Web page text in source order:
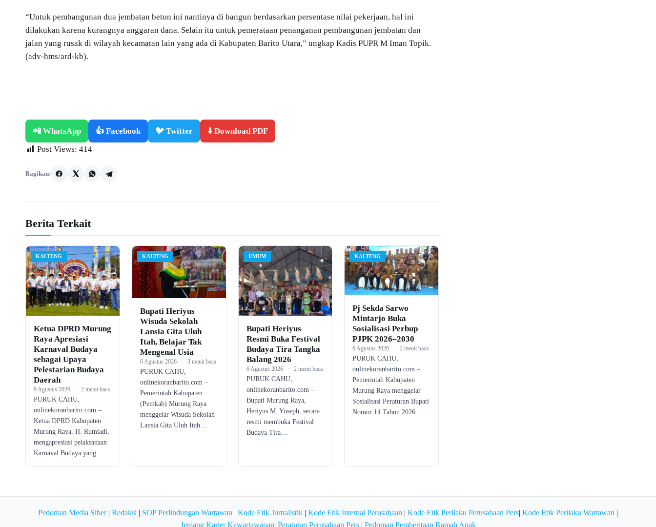
“Untuk pembangunan dua jembatan beton ini nantinya di bangun berdasarkan persentase nilai pekerjaan, hal ini
dilakukan karena kurangnya anggaran dana. Selain itu untuk pemerataan penanganan pembangunan jembatan dan
jalan yang rusak di wilayah kecamatan lain yang ada di Kabupaten Barito Utara,” ungkap Kadis PUPR M Iman Topik.
(adv-hms/ard-kb).
📲 WhatsApp 👍 Facebook 🐦 Twitter
⬇️ Download PDF
Post Views: 414
Bagikan:
Berita Terkait
KALTENG
Ketua DPRD Murung
Raya Apresiasi
Karnaval Budaya
sebagai Upaya
Pelestarian Budaya
Daerah
9 Agustus 2026 · 2 menit baca
PURUK CAHU,
onlinekoranbarito.com –
Ketua DPRD Kabupaten
Murung Raya, H. Rumiadi,
mengapresiasi pelaksanaan
Karnaval Budaya yang…
KALTENG
Bupati Heriyus
Wisuda Sekolah
Lansia Gita Uluh
Itah, Belajar Tak
Mengenal Usia
6 Agustus 2026 · 3 menit baca
PURUK CAHU,
onlinekoranbarito.com –
Pemerintah Kabupaten
(Pemkab) Murung Raya
menggelar Wisuda Sekolah
Lansia Gita Uluh Itah…
UMUM
Bupati Heriyus
Resmi Buka Festival
Budaya Tira Tangka
Balang 2026
6 Agustus 2026 · 2 menit baca
PURUK CAHU,
onlinekoranbarito.com –
Bupati Murung Raya,
Heriyus M. Yoseph, secara
resmi membuka Festival
Budaya Tira…
KALTENG
Pj Sekda Sarwo
Mintarjo Buka
Sosialisasi Perbup
PJPK 2026–2030
6 Agustus 2026 · 2 menit baca
PURUK CAHU,
onlinekoranbarito.com –
Pemerintah Kabupaten
Murung Raya menggelar
Sosialisasi Peraturan Bupati
Nomor 14 Tahun 2026…
Pedoman Media Siber| Redaksi SOP Perlindungan Wartawan Kode Etik Jurnalistik Kode Etik Internal Perusahaan Kode Etik Perilaku Perusahaan Pers Kode Etik Perilaku Wartawan
Jenjang Karier Kewartawanan Peraturan Perusahaan Pers| Pedoman Pemberitaan Ramah Anak